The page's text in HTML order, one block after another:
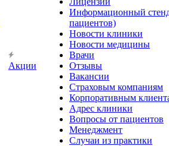
Акции
Информационный
пациентов)
Новости клиники
Новости медицины
Врачи
Отзывы
Вакансии
Страховым компаниям
Корпоративным
Адрес клиники
Вопросы от пациентов
Менеджмент
Случаи из практики